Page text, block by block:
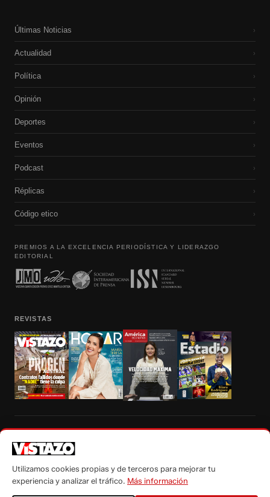
Últimas Noticias ›
Actualidad ›
Política ›
Opinión ›
Deportes ›
Eventos ›
Podcast ›
Réplicas ›
Código etico ›
PREMIOS A LA EXCELENCIA PERIODÍSTICA Y LIDERAZGO
EDITORIAL
REVISTAS
autorización escrita de su titular, de todos los contenidos de Vistazo.com.
Utilizamos cookies propias y de terceros para mejorar tu
experiencia y analizar el tráfico. Más información